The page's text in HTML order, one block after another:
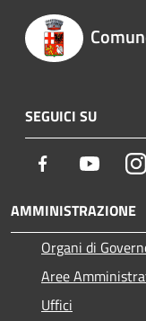
SEGUICI SU
Facebook Youtube
AMMINISTRAZIONE
Organi di
Aree
Uffici